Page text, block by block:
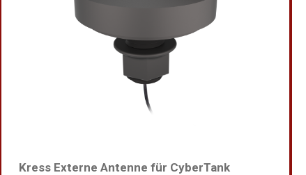
Kress Externe Antenne für CyberTank